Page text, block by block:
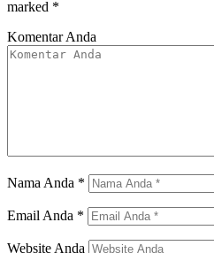
marked *
Komentar Anda
Nama Anda *
Email Anda *
Website Anda